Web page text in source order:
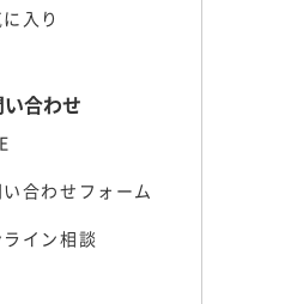
入り
合わせ
合わせフォーム
イン相談